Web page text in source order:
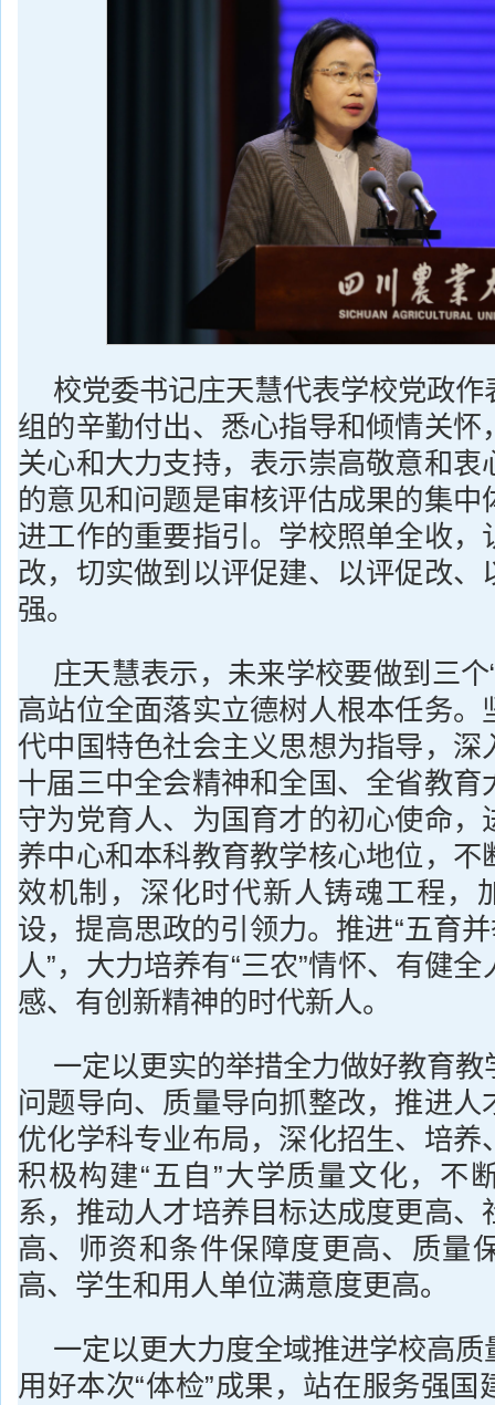
校党委书记庄天慧代表学校党政
组的辛勤付出、悉心指导和倾情关怀
关心和大力支持，表示崇高敬意和衷
的意见和问题是审核评估成果的集中
进工作的重要指引。学校照单全收，
改，切实做到以评促建、以评促改、
强。
庄天慧表示，未来学校要做到三个
高站位全面落实立德树人根本任务。
代中国特色社会主义思想为指导，深
十届三中全会精神和全国、全省教育
守为党育人、为国育才的初心使命，
养中心和本科教育教学核心地位，不
效机制，深化时代新人铸魂工程，
设，提高思政的引领力。推进“五育
人”，大力培养有“三农”情怀、有健
感、有创新精神的时代新人。
一定以更实的举措全力做好教育
问题导向、质量导向抓整改，推进人
优化学科专业布局，深化招生、培养
积极构建“五自”大学质量文化，不
系，推动人才培养目标达成度更高、
高、师资和条件保障度更高、质量
高、学生和用人单位满意度更高。
一定以更大力度全域推进学校高
用好本次“体检”成果，站在服务强国